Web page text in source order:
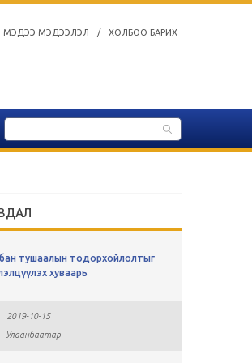
МЭДЭЭ МЭДЭЭЛЭЛ / ХОЛБОО БАРИХ
тушаалын тодорхойлолтыг
хуваарь
2019-10-15
Улаанбаатар